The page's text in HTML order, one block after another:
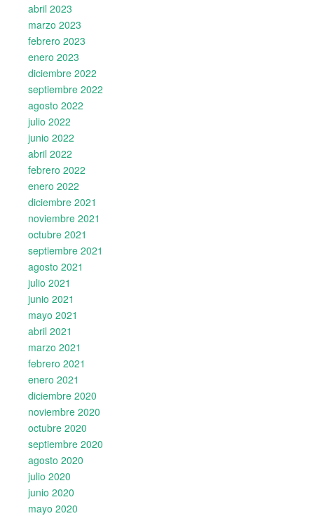
abril 2023
marzo 2023
febrero 2023
enero 2023
diciembre 2022
septiembre 2022
agosto 2022
julio 2022
junio 2022
abril 2022
febrero 2022
enero 2022
diciembre 2021
noviembre 2021
octubre 2021
septiembre 2021
agosto 2021
julio 2021
junio 2021
mayo 2021
abril 2021
marzo 2021
febrero 2021
enero 2021
diciembre 2020
noviembre 2020
octubre 2020
septiembre 2020
agosto 2020
julio 2020
junio 2020
mayo 2020